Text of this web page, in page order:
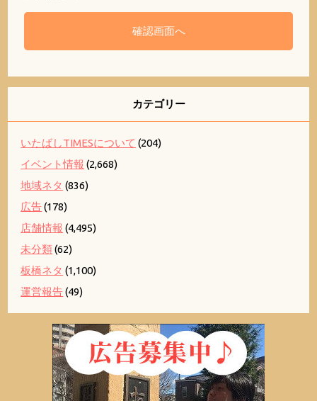
カテゴリー
いたばしTIMESについて (204)
イベント情報 (2,668)
地域ネタ (836)
広告(178)
店舗情報 (4,495)
未分類(62)
板橋ネタ (1,100)
運営報告(49)